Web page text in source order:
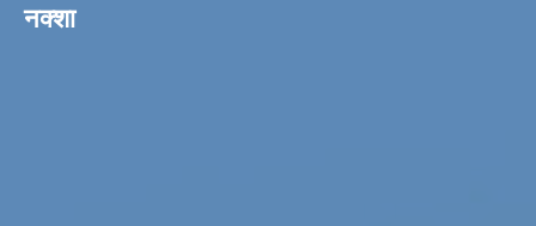
नक्शा